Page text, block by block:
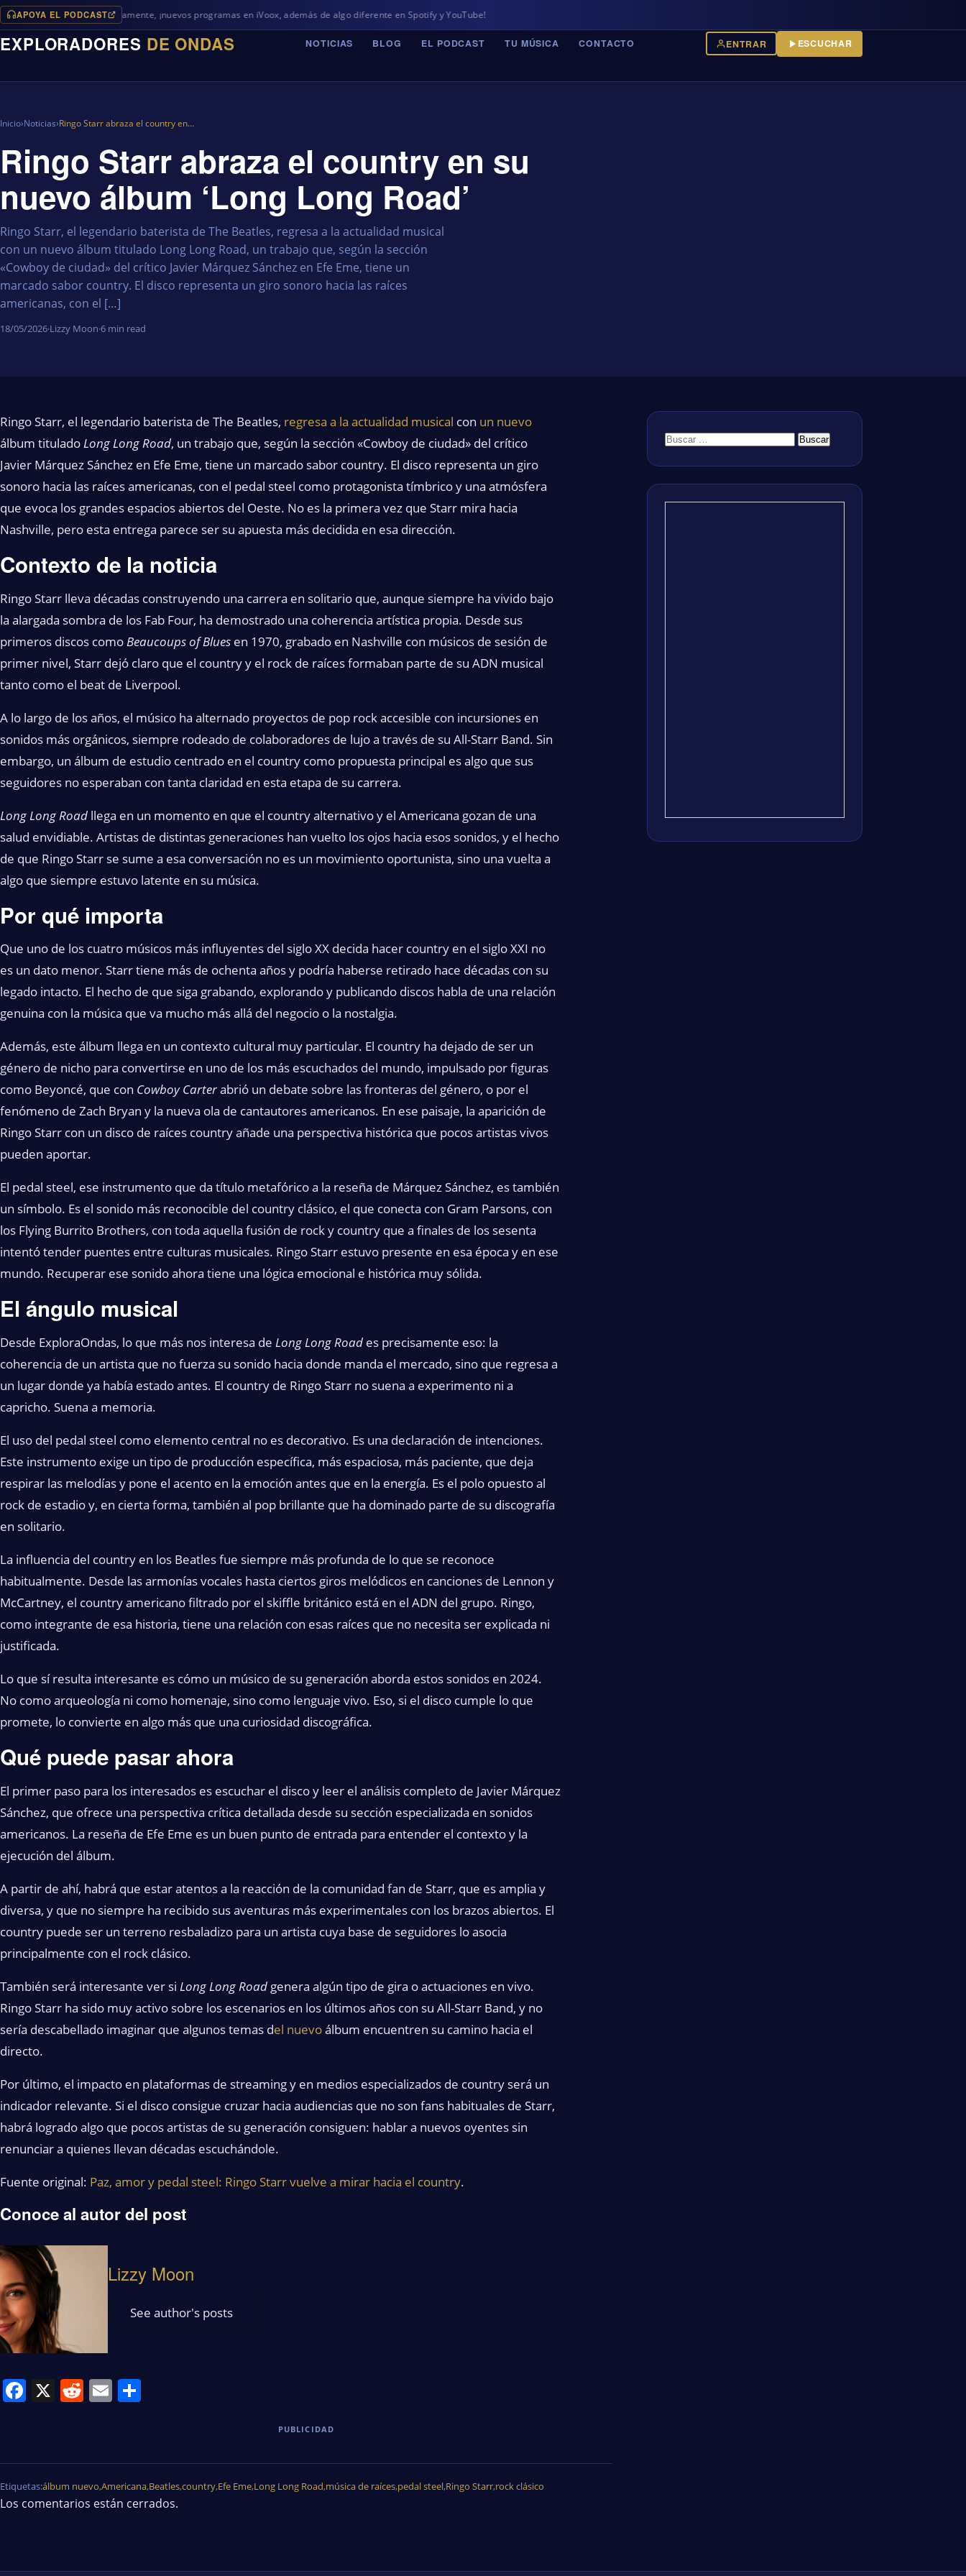
APOYA EL PODCAST
Próximamente, ¡nuevos programas en iVoox, además de algo diferente en Spotify y YouTube!
EXPLORADORES DE ONDAS NOTICIAS BLOG EL PODCAST TU MÚSICA CONTACTO ENTRAR ESCUCHAR
Inicio›Noticias›Ringo Starr abraza el country en…
Ringo Starr abraza el country en su
nuevo álbum ‘Long Long Road’
Ringo Starr, el legendario baterista de The Beatles, regresa a la actualidad musical
con un nuevo álbum titulado Long Long Road, un trabajo que, según la sección
«Cowboy de ciudad» del crítico Javier Márquez Sánchez en Efe Eme, tiene un
marcado sabor country. El disco representa un giro sonoro hacia las raíces
americanas, con el […]
18/05/2026·Lizzy Moon·6 min read
Ringo Starr, el legendario baterista de The Beatles, regresa a la actualidad musical con un nuevo
álbum tituladoLong Long Road, un trabajo que, según la sección «Cowboy de ciudad» del crítico
Javier Márquez Sánchez en Efe Eme, tiene un marcado sabor country. El disco representa un giro
sonoro hacia las raíces americanas, con el pedal steel como protagonista tímbrico y una atmósfera
que evoca los grandes espacios abiertos del Oeste. No es la primera vez que Starr mira hacia
Nashville, pero esta entrega parece ser su apuesta más decidida en esa dirección.
Contexto de la noticia
Ringo Starr lleva décadas construyendo una carrera en solitario que, aunque siempre ha vivido bajo
la alargada sombra de los Fab Four, ha demostrado una coherencia artística propia. Desde sus
primeros discos como Beaucoups of Blues en 1970, grabado en Nashville con músicos de sesión de
primer nivel, Starr dejó claro que el country y el rock de raíces formaban parte de su ADN musical
tanto como el beat de Liverpool.
A lo largo de los años, el músico ha alternado proyectos de pop rock accesible con incursiones en
sonidos más orgánicos, siempre rodeado de colaboradores de lujo a través de su All-Starr Band. Sin
embargo, un álbum de estudio centrado en el country como propuesta principal es algo que sus
seguidores no esperaban con tanta claridad en esta etapa de su carrera.
Long Long Road llega en un momento en que el country alternativo y el Americana gozan de una
salud envidiable. Artistas de distintas generaciones han vuelto los ojos hacia esos sonidos, y el hecho
de que Ringo Starr se sume a esa conversación no es un movimiento oportunista, sino una vuelta a
algo que siempre estuvo latente en su música.
Por qué importa
Que uno de los cuatro músicos más influyentes del siglo XX decida hacer country en el siglo XXI no
es un dato menor. Starr tiene más de ochenta años y podría haberse retirado hace décadas con su
legado intacto. El hecho de que siga grabando, explorando y publicando discos habla de una relación
genuina con la música que va mucho más allá del negocio o la nostalgia.
Además, este álbum llega en un contexto cultural muy particular. El country ha dejado de ser un
género de nicho para convertirse en uno de los más escuchados del mundo, impulsado por figuras
como Beyoncé, que con Cowboy Carterabrió un debate sobre las fronteras del género, o por el
fenómeno de Zach Bryan y la nueva ola de cantautores americanos. En ese paisaje, la aparición de
Ringo Starr con un disco de raíces country añade una perspectiva histórica que pocos artistas vivos
pueden aportar.
El pedal steel, ese instrumento que da título metafórico a la reseña de Márquez Sánchez, es también
un símbolo. Es el sonido más reconocible del country clásico, el que conecta con Gram Parsons, con
los Flying Burrito Brothers, con toda aquella fusión de rock y country que a finales de los sesenta
intentó tender puentes entre culturas musicales. Ringo Starr estuvo presente en esa época y en ese
mundo. Recuperar ese sonido ahora tiene una lógica emocional e histórica muy sólida.
El ángulo musical
Desde ExploraOndas, lo que más nos interesa de Long Long Road es precisamente eso: la
coherencia de un artista que no fuerza su sonido hacia donde manda el mercado, sino que regresa a
un lugar donde ya había estado antes. El country de Ringo Starr no suena a experimento ni a
capricho. Suena a memoria.
El uso del pedal steel como elemento central no es decorativo. Es una declaración de intenciones.
Este instrumento exige un tipo de producción específica, más espaciosa, más paciente, que deja
respirar las melodías y pone el acento en la emoción antes que en la energía. Es el polo opuesto al
rock de estadio y, en cierta forma, también al pop brillante que ha dominado parte de su discografía
en solitario.
La influencia del country en los Beatles fue siempre más profunda de lo que se reconoce
habitualmente. Desde las armonías vocales hasta ciertos giros melódicos en canciones de Lennon y
McCartney, el country americano filtrado por el skiffle británico está en el ADN del grupo. Ringo,
como integrante de esa historia, tiene una relación con esas raíces que no necesita ser explicada ni
justificada.
Lo que sí resulta interesante es cómo un músico de su generación aborda estos sonidos en 2024.
No como arqueología ni como homenaje, sino como lenguaje vivo. Eso, si el disco cumple lo que
promete, lo convierte en algo más que una curiosidad discográfica.
Qué puede pasar ahora
El primer paso para los interesados es escuchar el disco y leer el análisis completo de Javier Márquez
Sánchez, que ofrece una perspectiva crítica detallada desde su sección especializada en sonidos
americanos. La reseña de Efe Eme es un buen punto de entrada para entender el contexto y la
ejecución del álbum.
A partir de ahí, habrá que estar atentos a la reacción de la comunidad fan de Starr, que es amplia y
diversa, y que no siempre ha recibido sus aventuras más experimentales con los brazos abiertos. El
country puede ser un terreno resbaladizo para un artista cuya base de seguidores lo asocia
principalmente con el rock clásico.
También será interesante ver si Long Long Road genera algún tipo de gira o actuaciones en vivo.
Ringo Starr ha sido muy activo sobre los escenarios en los últimos años con su All-Starr Band, y no
sería descabellado imaginar que algunos temas del nuevoálbum encuentren su camino hacia el
directo.
Por último, el impacto en plataformas de streaming y en medios especializados de country será un
indicador relevante. Si el disco consigue cruzar hacia audiencias que no son fans habituales de Starr,
habrá logrado algo que pocos artistas de su generación consiguen: hablar a nuevos oyentes sin
renunciar a quienes llevan décadas escuchándole.
Fuente original: Paz, amor y pedal steel: Ringo Starr vuelve a mirar hacia el country.
Conoce al autor del post
Lizzy Moon
See author's posts
Facebook
X Reddit
Email
PUBLICIDAD
Etiquetas:álbum nuevo,Americana,Beatles,country,Efe Eme,Long Long Road,música de raíces,pedal steel,Ringo Starr,rock clásico
Los comentarios están cerrados.
Buscar: